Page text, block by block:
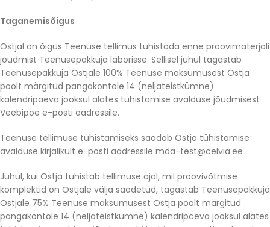
Taganemisõigus
Ostjal on õigus Teenuse tellimus tühistada enne proovimaterjali
jõudmist Teenusepakkuja laborisse. Sellisel juhul tagastab
Teenusepakkuja Ostjale 100% Teenuse maksumusest Ostja
poolt märgitud pangakontole 14 (neljateistkümne)
kalendripäeva jooksul alates tühistamise avalduse jõudmisest
Veebipoe e-posti aadressile.
Teenuse tellimuse tühistamiseks saadab Ostja tühistamise
avalduse kirjalikult e-posti aadressile mda-test@celvia.ee
Juhul, kui Ostja tühistab tellimuse ajal, mil proovivõtmise
komplektid on Ostjale välja saadetud, tagastab Teenusepakkuja
Ostjale 75% Teenuse maksumusest Ostja poolt märgitud
pangakontole 14 (neljateistkümne) kalendripäeva jooksul alates